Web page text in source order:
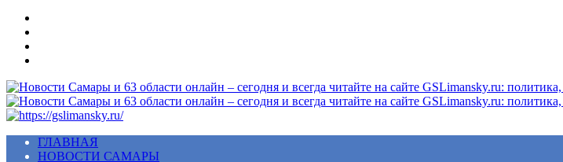
Меню
ГЛАВНАЯ
НОВОСТИ САМАРЫ